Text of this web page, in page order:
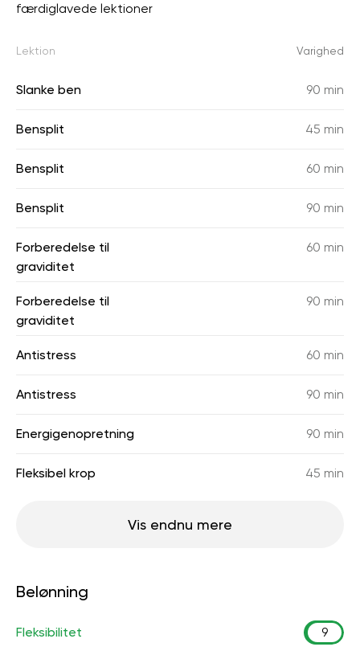
færdiglavede lektioner
Lektion Varighed
Slanke ben 90 min
Bensplit 45 min
Bensplit 60 min
Bensplit 90 min
Forberedelse til
graviditet
60 min
Forberedelse til
graviditet
90 min
Antistress 60 min
Antistress 90 min
Energigenopretning 90 min
Fleksibel krop 45 min
Vis endnu mere
Belønning
Fleksibilitet 9